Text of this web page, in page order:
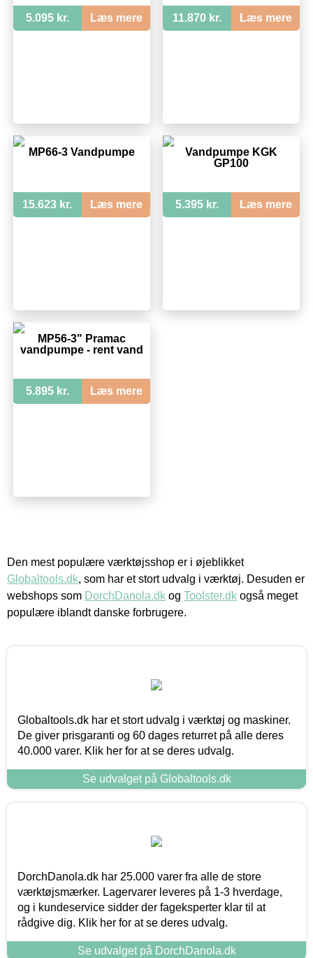
5.095 kr. Læs mere 11.870 kr. Læs mere
MP66-3 Vandpumpe
15.623 kr. Læs mere
Vandpumpe KGK
GP100
5.395 kr. Læs mere
MP56-3" Pramac
vandpumpe - rent vand
5.895 kr. Læs mere
Den mest populære værktøjsshop er i øjeblikket
Globaltools.dk, som har et stort udvalg i værktøj. Desuden er
webshops som DorchDanola.dk og Toolster.dk også meget
populære iblandt danske forbrugere.
Globaltools.dk har et stort udvalg i værktøj og maskiner.
De giver prisgaranti og 60 dages returret på alle deres
40.000 varer. Klik her for at se deres udvalg.
Se udvalget på Globaltools.dk
DorchDanola.dk har 25.000 varer fra alle de store
værktøjsmærker. Lagervarer leveres på 1-3 hverdage,
og i kundeservice sidder der fageksperter klar til at
rådgive dig. Klik her for at se deres udvalg.
Se udvalget på DorchDanola.dk